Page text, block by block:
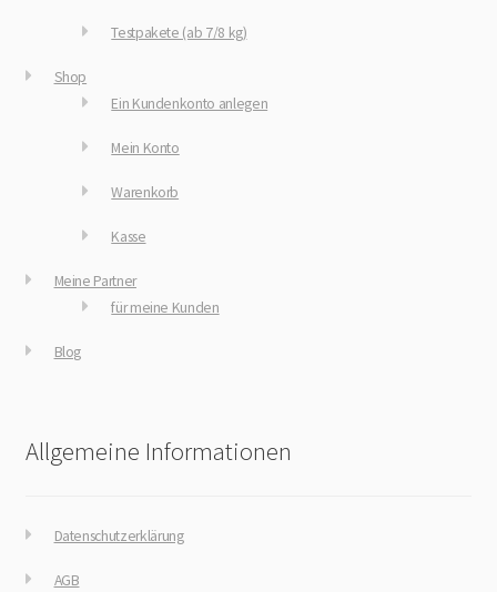
Testpakete (ab 7/8 kg)
Shop
Ein Kundenkonto anlegen
Mein Konto
Warenkorb
Kasse
Meine Partner
für meine Kunden
Blog
Allgemeine Informationen
Datenschutzerklärung
AGB